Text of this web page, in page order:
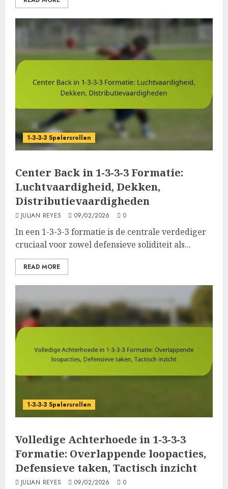
1-3-3-3 Spelersrollen
Center Back in 1-3-3-3 Formatie:
Luchtvaardigheid, Dekken,
Distributievaardigheden
JULIAN REYES 09/02/2026 0
In een 1-3-3-3 formatie is de centrale verdediger
cruciaal voor zowel defensieve soliditeit als...
READ MORE
1-3-3-3 Spelersrollen
Volledige Achterhoede in 1-3-3-3
Formatie: Overlappende loopacties,
Defensieve taken, Tactisch inzicht
JULIAN REYES 09/02/2026 0